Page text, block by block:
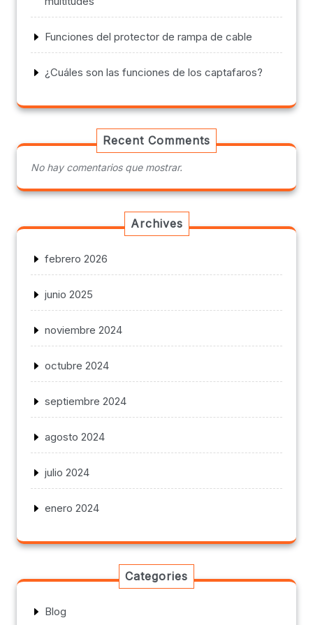
Funciones del protector de rampa de cable
¿Cuáles son las funciones de los captafaros?
Recent Comments
No hay comentarios que mostrar.
Archives
febrero 2026
junio 2025
noviembre 2024
octubre 2024
septiembre 2024
agosto 2024
julio 2024
enero 2024
Categories
Blog